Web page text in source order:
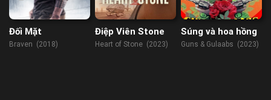
Đối Mặt
Braven (2018)
Điệp Viên Stone
Heart of Stone (2023)
Súng và hoa hồng
Guns & Gulaabs (2023)